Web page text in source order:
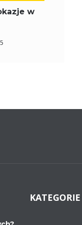
w
KATEGORIE